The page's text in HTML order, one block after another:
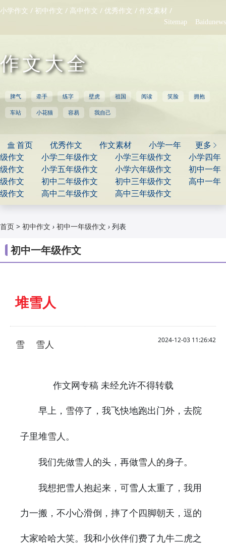
小学作文 / 初中作文 / 高中作文 / 优秀作文 / 作文素材 /
Sitemap Baidunews
作文大全
脾气 牵手 练字 壁虎 祖国 阅读 笑脸 拥抱
车站 小花猫 容易 我自己
更多 
 首页 优秀作文 作文素材
小学一年
级作文
小学二年级作文 小学三年级作文
小学四年
级作文
小学五年级作文 小学六年级作文
初中一年
级作文
初中二年级作文 初中三年级作文
高中一年
级作文
高中二年级作文 高中三年级作文
首页 > 初中作文 › 初中一年级作文 › 列表
初中一年级作文
堆雪人
2024-12-03 11:26:42
雪 雪人
作文网专稿 未经允许不得转载
早上， 雪停了，我飞快地跑出门外，去院
子里堆雪 人。
我们先做雪人 的头，再做雪人 的身子。
我想把雪人抱起来，可雪人太重了，我用
力一搬，不小心滑倒，摔了个四脚朝天，逗的
大家哈哈大笑。我和小伙伴们费了九牛二虎之